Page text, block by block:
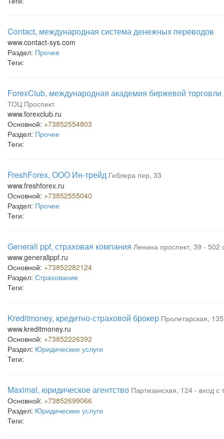
Contact, международная система денежных переводов
www.contact-sys.com
Раздел: Прочее
Теги:
ForexClub, международная академия биржевой торговли
ТОЦ Проспект
www.forexclub.ru
Основной: +73852554803
Раздел: Прочее
Теги:
FreshForex, ООО Ин-трейд Геблера пер, 33
www.freshforex.ru
Основной: +73852555040
Раздел: Прочее
Теги:
Generali ppf, страховая компания Ленина проспект, 39 -
www.generalippf.ru
Основной: +73852282124
Раздел: Страхование
Теги:
Kreditmoney, кредитно-страховой брокер Пролетарская,
www.kreditmoney.ru
Основной: +73852226392
Раздел: Юридические услуги
Теги:
Maximal, юридическое агентство Партизанская, 124 - вход с
Основной: +73852699066
Раздел: Юридические услуги
Теги: